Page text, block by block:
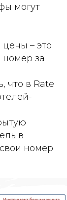
могут
– это
номер за
что в Rate
в
номер